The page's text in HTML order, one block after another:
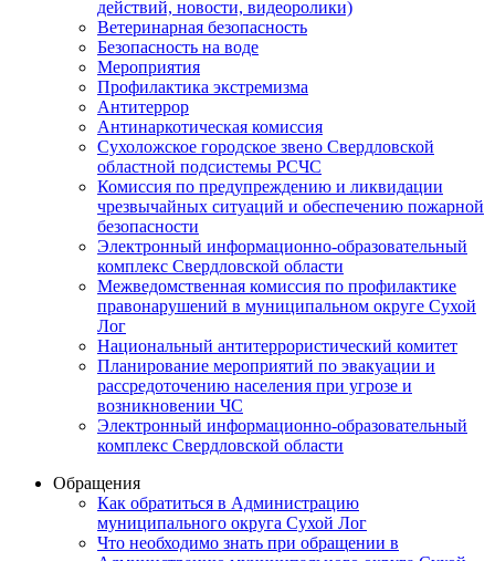
действий, новости, видеоролики)
Ветеринарная безопасность
Безопасность на воде
Мероприятия
Профилактика экстремизма
Антитеррор
Антинаркотическая комиссия
Сухоложское городское звено Свердловской
областной подсистемы РСЧС
Комиссия по предупреждению и ликвидации
чрезвычайных ситуаций и обеспечению пожарной
безопасности
Электронный информационно-образовательный
комплекс Cвердловской области
Межведомственная комиссия по профилактике
правонарушений в муниципальном округе Сухой
Лог
Национальный антитеррористический комитет
Планирование мероприятий по эвакуации и
рассредоточению населения при угрозе и
возникновении ЧС
Электронный информационно-образовательный
комплекс Свердловской области
Обращения
Как обратиться в Администрацию
муниципального округа Сухой Лог
Что необходимо знать при обращении в